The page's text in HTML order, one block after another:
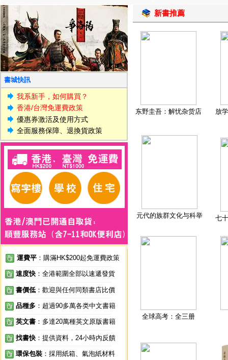
書城快訊
我系新手，如何購買？
香港/台灣免運費政策
優惠券激活及使用方式
全面服務保障、退換貨政策
運費平 ：購滿HK$200起免運費政策
速度快 ：全港範圍全部以速遞發貨
書價低 ：歡迎與任何同類書店比價
品種多 ：超過90多萬各类中文書籍
英文書 ：多達20萬種英文原版書籍
找書快 ：提供資料，24小時內反饋
環保包裝 ：採用紙箱、氣泡紙材料
新書推薦
东野圭吾：解忧杂货店 放
元代的族群文化与科举 七
全球高考：全三册